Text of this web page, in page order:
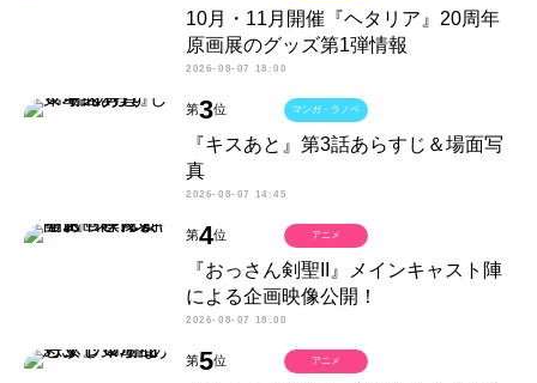
10月・11月開催『ヘタリア』20周年
原画展のグッズ第1弾情報
2026-08-07 18:00
第3位
『キスあと』第3話あらすじ＆場面写
真
2026-08-07 14:45
マンガ・ラノベ
第4位
『おっさん剣聖II』メインキャスト陣
による企画映像公開！
2026-08-07 18:00
アニメ
第5位 アニメ